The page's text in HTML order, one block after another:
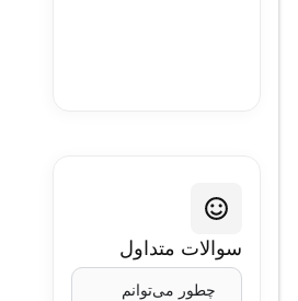
سوالات متداول
چطور می‌توانم